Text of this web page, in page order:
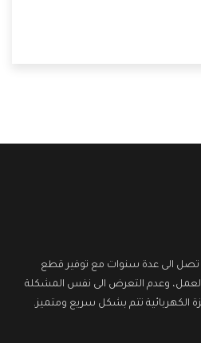
ما يحتاجه المستهلك لكى نحافظ
تصل الى عدة سنوات مع توفير قطع
العمل، وعدم التعرض الى نفس المشكلة
الكهربائية تتم بشكل سريع ومتميز.